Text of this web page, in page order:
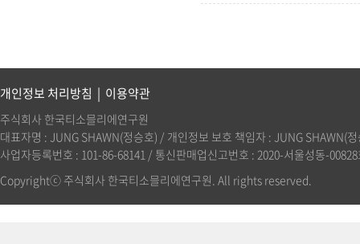
개인정보 처리방침 | 이용약관
주식회사 한국티소믈리에연구원
대표자명 : JUNG SHAWN(정승호) / 개인정보 보호 책임자 : JUNG
사업자등록번호 : 101-86-68141 / 통신판매업신고번호 : 2020-서울성동-
Copyrightⓒ 주식회사 한국티소믈리에연구원. All rights reserved.